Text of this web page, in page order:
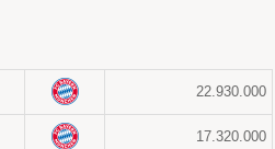
22.930.000
17.320.000